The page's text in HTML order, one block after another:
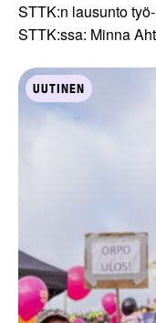
STTK:n lausunto
STTK:ssa: Minna
UUTINEN